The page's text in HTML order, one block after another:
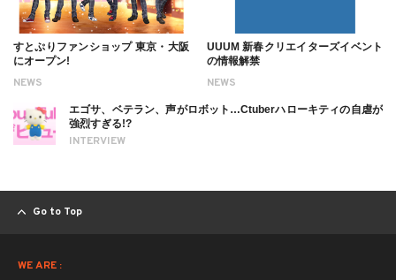
NEWS
すとぷりファンショップ 東京・大阪
にオープン!
NEWS
UUUM 新春クリエイターズイベント
の情報解禁
INTERVIEW
エゴサ、ベテラン、声がロボット…Ctuberハローキティの自虐が
強烈すぎる!?
Go to Top
WE ARE :